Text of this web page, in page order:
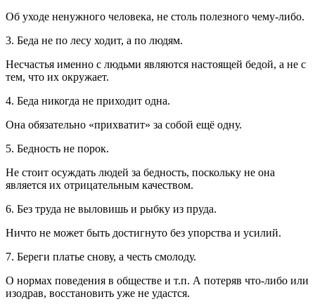
Об уходе ненужного человека, не столь полезного чему-либо.
3. Беда не по лесу ходит, а по людям.
Несчастья именно с людьми являются настоящей бедой, а не с
тем, что их окружает.
4. Беда никогда не приходит одна.
Она обязательно «прихватит» за собой ещё одну.
5. Бедность не порок.
Не стоит осуждать людей за бедность, поскольку не она
является их отрицательным качеством.
6. Без труда не выловишь и рыбку из пруда.
Ничто не может быть достигнуто без упорства и усилий.
7. Береги платье снову, а честь смолоду.
О нормах поведения в обществе и т.п. А потеряв что-либо или
изодрав, восстановить уже не удастся.